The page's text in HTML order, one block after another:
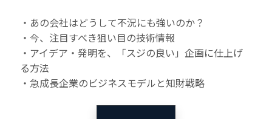
・あの会社はどうして不況にも強いのか？
・今、注目すべき狙い目の技術情報
・アイデア・発明を、「スジの良い」企画に仕上げ
る方法
・急成長企業のビジネスモデルと知財戦略